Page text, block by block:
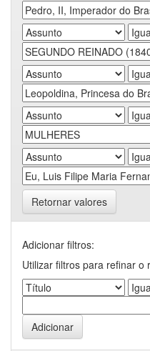
Retornar valores
Adicionar filtros:
Utilizar filtros para refinar o